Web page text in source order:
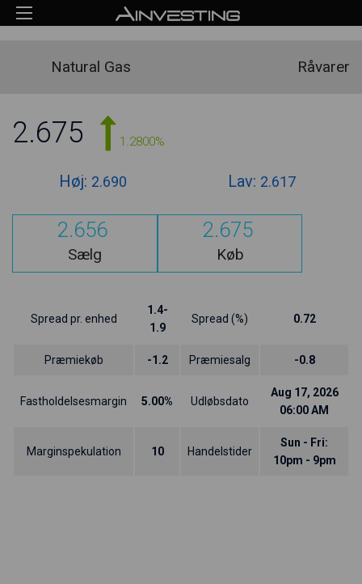
Natural Gas Råvarer
2.675 1.2800%
Høj: 2.690 Lav: 2.617
2.656
Sælg
2.675
Køb
Spread pr. enhed
1.4-
1.9
Spread (%) 0.72
Præmiekøb -1.2 Præmiesalg -0.8
Fastholdelsesmargin 5.00% Udløbsdato
Aug 17, 2026
06:00 AM
Marginspekulation 10 Handelstider
Sun - Fri:
10pm - 9pm